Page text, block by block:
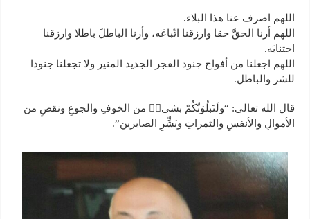
اللهم اصرف عنا هذا البلاء.
اللهم أرنا الحقَّ حقا وارزقنا اتّباعَه، وأرنا الباطلَ باطلا وارزقنا
اجتنابَه.
اللهم اجعلنا من أفواج جنود الفجر الجديد المنير ولا تجعلنا جنودا
للشر والباطل.
قال الله تعالى: “ولَنَبلُوَنَّكُمْ بشیءࣲ من الخوفِ والجوعِ ونقصٍ من
الأموالِ والأنفسِ والثمراتِ وبَشِّرِ الصابرين”.